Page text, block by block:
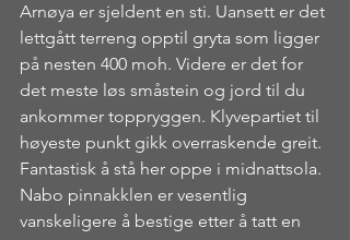
Arnøya er sjeldent en sti. Uansett er det
lettgått terreng opptil gryta som ligger
på nesten 400 moh. Videre er det for
det meste løs småstein og jord til du
ankommer toppryggen. Klyvepartiet til
høyeste punkt gikk overraskende greit.
Fantastisk å stå her oppe i midnattsola.
Nabo pinnakklen er vesentlig
vanskeligere å bestige etter å tatt en